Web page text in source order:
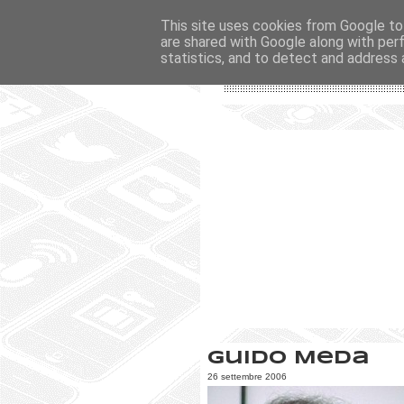
Guido Meda
26 settembre 2006
This site uses cookies from Google
are shared with Google along with
statistics, and to detect and address